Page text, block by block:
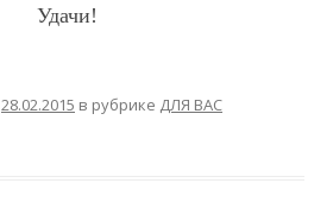
Удачи!
28.02.2015 в рубрике ДЛЯ ВАС